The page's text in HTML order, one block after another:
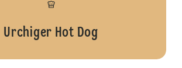
Urchiger Hot Dog